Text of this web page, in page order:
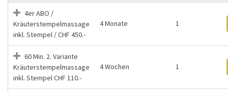
4er ABO /
Kräuterstempelmassage
inkl. Stempel / CHF 450.-
4 Monate 1
60 Min. 2. Variante
Kräuterstempelmassage
inkl. Stempel CHF 110.-
4 Wochen 1